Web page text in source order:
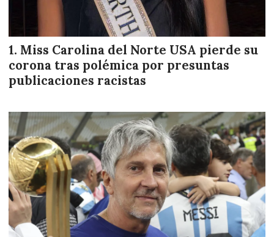
Miss Carolina del Norte USA pierde su
corona tras polémica por presuntas
publicaciones racistas